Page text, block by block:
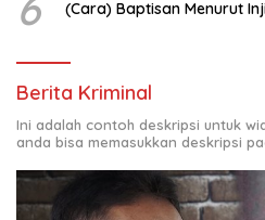
(Cara) Baptisan Menurut
Berita Kriminal
Ini adalah contoh deskripsi untuk
anda bisa memasukkan deskripsi